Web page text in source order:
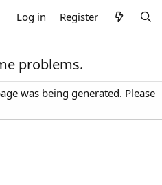
Log in Register
problems.
was being generated. Please